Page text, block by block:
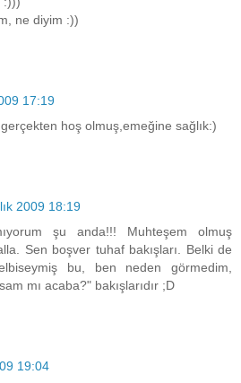
ne diyim :))
17:19
hoş olmuş,emeğine sağlık:)
2009 18:19
şu anda!!! Muhteşem olmuş
Sen boşver tuhaf bakışları. Belki de
bu, ben neden görmedim,
mı acaba?" bakışlarıdır ;D
19:04